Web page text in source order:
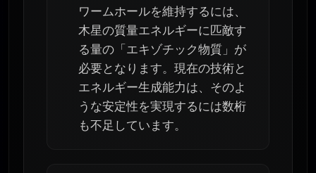
ワームホールを維持するには、
木星の質量エネルギーに匹敵す
る量の「エキゾチック物質」が
必要となります。現在の技術と
エネルギー生成能力は、そのよ
うな安定性を実現するには数桁
も不足しています。